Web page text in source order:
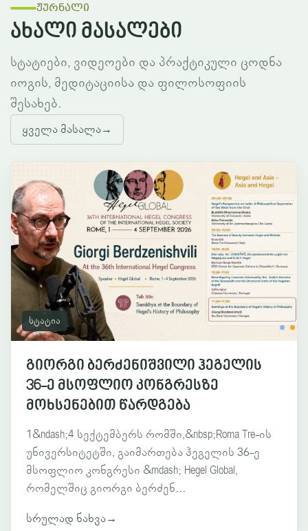
ჟურნალი
ახალი მასალები
სტატიები, ვიდეოები და პრაქტიკული ცოდნა
იოგის, მედიტაციისა და ფილოსოფიის
შესახებ.
ყველა მასალა→
სტატია
გიორგი ბერძენიშვილი ჰეგელის
36-ე მსოფლიო კონგრესზე
მოხსენებით წარდგება
1&ndash;4 სექტემბერს რომში,&nbsp;Roma Tre-ის
უნივერსიტეტში, გაიმართება ჰეგელის 36-ე
მსოფლიო კონგრესი &mdash; Hegel Global,
რომელშიც გიორგი ბერძენ...
სრულად ნახვა→